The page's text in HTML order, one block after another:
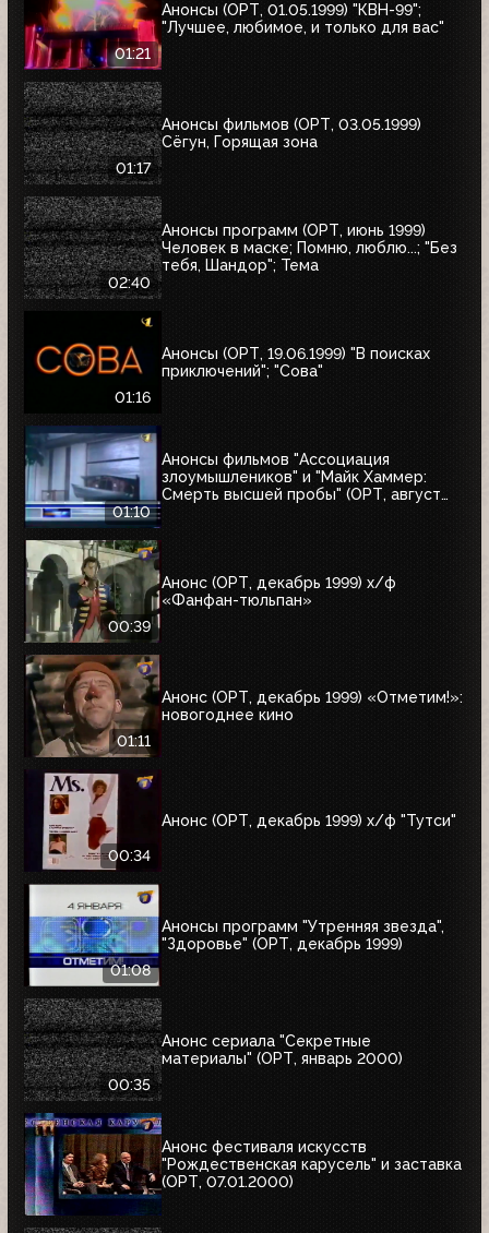
01:21
Анонсы (ОРТ, 01.05.1999) "КВН-99";
"Лучшее, любимое, и только для вас"
01:17
Анонсы фильмов (ОРТ, 03.05.1999)
Сёгун, Горящая зона
02:40
Анонсы программ (ОРТ, июнь 1999)
Человек в маске; Помню, люблю...; "Без
тебя, Шандор"; Тема
01:16
Анонсы (ОРТ, 19.06.1999) "В поисках
приключений"; "Сова"
01:10
Анонсы фильмов "Ассоциация
злоумышлеников" и "Майк Хаммер:
Смерть высшей пробы" (ОРТ, август
00:39
Анонс (ОРТ, декабрь 1999) х/ф
«Фанфан-тюльпан»
01:11
Анонс (ОРТ, декабрь 1999) «Отметим!»:
новогоднее кино
00:34
Анонс (ОРТ, декабрь 1999) х/ф "Тутси"
01:08
Анонсы программ "Утренняя звезда",
"Здоровье" (ОРТ, декабрь 1999)
00:35
Анонс сериала "Секретные
материалы" (ОРТ, январь 2000)
Анонс фестиваля искусств
"Рождественская карусель" и заставка
(ОРТ, 07.01.2000)